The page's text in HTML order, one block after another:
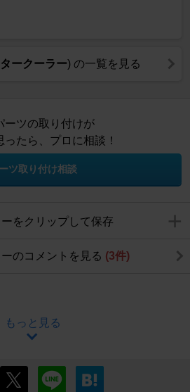
ークーラー) の一覧を見る
ーツの取り付けが
ったら、プロに相談！
ツ取り付け相談
をクリップして保存
のコメントを見る (3件)
もっと見る